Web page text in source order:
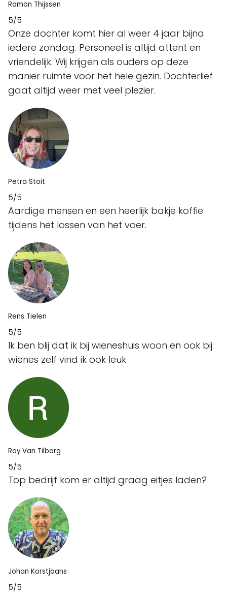
Ramon Thijssen
5/5
Onze dochter komt hier al weer 4 jaar bijna
iedere zondag. Personeel is altijd attent en
vriendelijk. Wij krijgen als ouders op deze
manier ruimte voor het hele gezin. Dochterlief
gaat altijd weer met veel plezier.
Petra Stoit
5/5
Aardige mensen en een heerlijk bakje koffie
tijdens het lossen van het voer.
Rens Tielen
5/5
Ik ben blij dat ik bij wieneshuis woon en ook bij
wienes zelf vind ik ook leuk
Roy Van Tilborg
5/5
Top bedrijf kom er altijd graag eitjes laden?
Johan Korstjaans
5/5